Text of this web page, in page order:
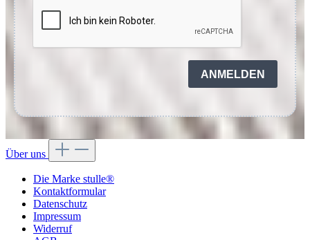
ANMELDEN
Über uns
Die Marke stulle®
Kontaktformular
Datenschutz
Impressum
Widerruf